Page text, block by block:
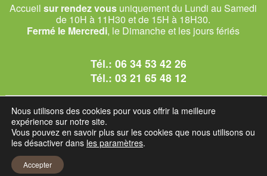
Accueilsur rendez vous uniquement du Lundi au Samedi
de 10H à 11H30 et de 15H à 18H30.
Fermé le Mercredi, le Dimanche et les jours fériés
Tél.:06 34 53 42 26
Tél.:03 21 65 48 12
© 2026 Le Club des Chats
1228 rue bataille - 62840 Sailly-sur-la-Lys.
Mentions légales et C.G.U
Nous utilisons des cookies pour vous offrir la meilleure
expérience sur notre site.
Vous pouvez en savoir plus sur les cookies que nous utilisons ou
les désactiver dans les paramètres.
Accepter